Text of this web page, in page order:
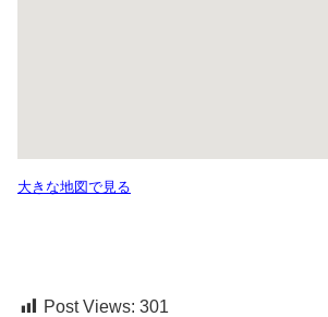
大きな地図で見る
Post Views: 301